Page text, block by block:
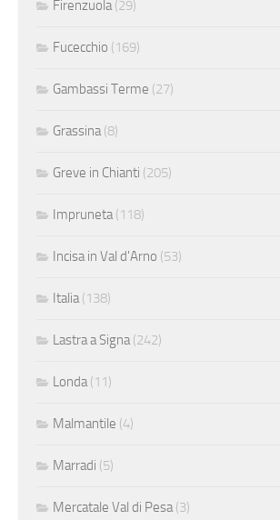
Firenzuola(29)
Fucecchio (169)
Gambassi Terme (27)
Grassina(8)
Greve in Chianti (205)
Impruneta(118)
Incisa in Val d'Arno (53)
Italia(138)
Lastra a Signa(242)
Londa(11)
Malmantile (4)
Marradi (5)
Mercatale Val di Pesa(3)